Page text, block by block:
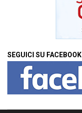
SEGUICI SU FACEBOOK